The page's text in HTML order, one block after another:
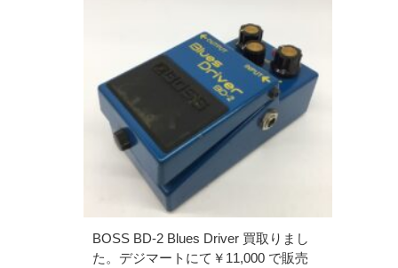
BOSS BD-2 Blues Driver 買取りまし
た。デジマートにて￥11,000 で販売